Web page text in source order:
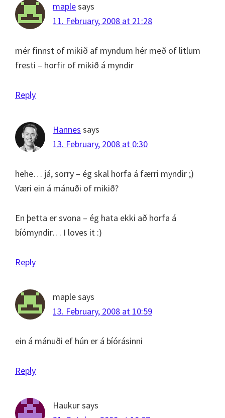
maplesays
11. February, 2008 at 21:28
mér finnst of mikið af myndum hér með of litlum
fresti – horfir of mikið á myndir
Reply
Hannes says
13. February, 2008 at 0:30
hehe… já, sorry – ég skal horfa á færri myndir ;)
Væri ein á mánuði of mikið?
En þetta er svona – ég hata ekki að horfa á
bíómyndir… I loves it :)
Reply
maplesays
13. February, 2008 at 10:59
ein á mánuði ef hún er á bíórásinni
Reply
Haukursays